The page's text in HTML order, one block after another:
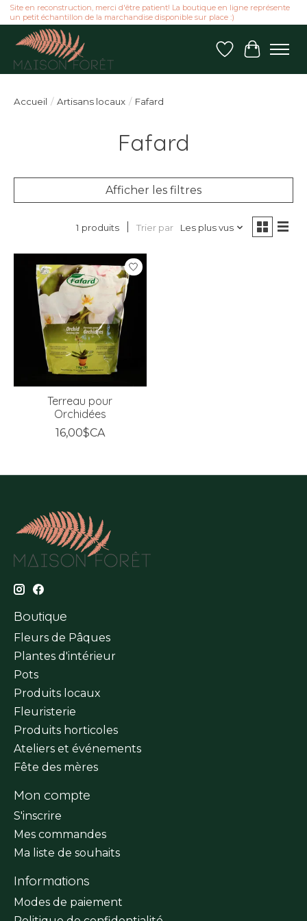
Site en reconstruction, merci d'être patient! La boutique en ligne représente
un petit échantillon de la marchandise disponible sur place :)
Liste dePanier
Accueil / Artisans locaux / Fafard
Fafard
Afficher les filtres
1 produits Trier par Les plus vus
Terreau pour
Orchidées
16,00$CA
Boutique
Fleurs de Pâques
Plantes d'intérieur
Pots
Produits locaux
Fleuristerie
Produits horticoles
Ateliers et événements
Fête des mères
Mon compte
S'inscrire
Mes commandes
Ma liste de souhaits
Informations
Modes de paiement